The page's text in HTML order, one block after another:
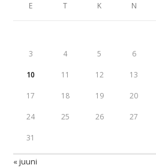
E T K N
3 4 5 6
10 11 12 13
17 18 19 20
24 25 26 27
31
« juuni